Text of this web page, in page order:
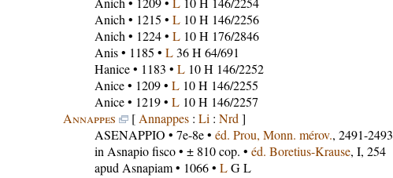
Anich • 1215 • L10 H 146/2256
Anich • 1224 • L10 H 176/2846
Anis• 1185 • L36 H 64/691
Hanice• 1183 • L10 H 146/2252
Anice• 1209 • L10 H 146/2255
Anice• 1219 • L10 H 146/2257
Annappes
[ Annappes: Li : Nrd ]
ASENAPPIO • 7e-8e • éd. Prou, Monn. mérov., 2491-2493
in Asnapio fisco• ± 810 cop. • éd. Boretius-Krause, I, 254
apud Asnapiam• 1066 • LG L